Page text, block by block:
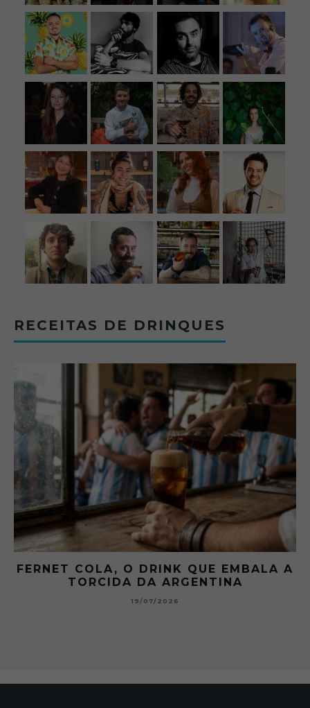
RECEITAS DE DRINQUES
FERNET COLA, O DRINK QUE EMBALA A
TORCIDA DA ARGENTINA
19/07/2026